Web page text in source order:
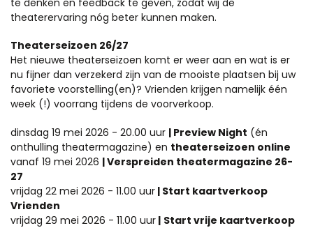
theaterervaring nóg beter kunnen maken.
Theaterseizoen 26/27
Het nieuwe theaterseizoen komt er weer aan en wat is er
nu fijner dan verzekerd zijn van de mooiste plaatsen bij uw
favoriete voorstelling(en)? Vrienden krijgen namelijk één
week (!) voorrang tijdens de voorverkoop.
dinsdag 19 mei 2026 - 20.00 uur | Preview Night (én
onthulling theatermagazine) en theaterseizoen online
vanaf 19 mei 2026 | Verspreiden theatermagazine 26-
27
vrijdag 22 mei 2026 - 11.00 uur | Start kaartverkoop
Vrienden
vrijdag 29 mei 2026 - 11.00 uur | Start vrije kaartverkoop